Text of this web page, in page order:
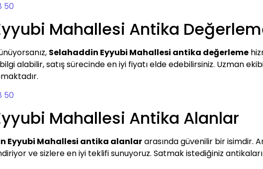
50
Mahallesi Antika
Selahaddin Eyyubi Mahallesi antika değerleme
alabilir, satış sürecinde en iyi fiyatı elde edebilirsiniz. Uzman
50
Mahallesi Antika Alanlar
Eyyubi Mahallesi antika alanlararasında güvenilir bir isimdir.
ve sizlere en iyi teklifi sunuyoruz. Satmak istediğiniz